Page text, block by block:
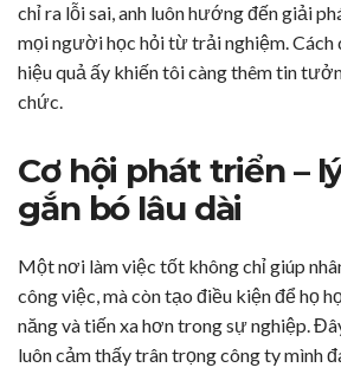
chỉ ra lỗi sai, anh luôn hướng đến giải
mọi người học hỏi từ trải nghiệm. Cách
hiệu quả ấy khiến tôi càng thêm tin
chức.
Cơ hội phát triển –
gắn bó lâu dài
Một nơi làm việc tốt không chỉ giúp
công việc, mà còn tạo điều kiện để họ
năng và tiến xa hơn trong sự nghiệp.
luôn cảm thấy trân trọng công ty mình